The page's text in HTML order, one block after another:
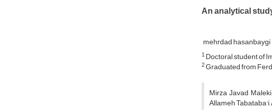
An analytical
mehrdad hasanbaygi
1Doctoral student of
2Graduated from
Mirza Javad
Allameh